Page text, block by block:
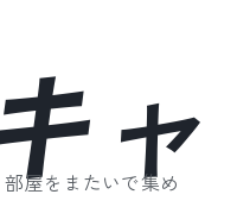
屋をまたいで集め